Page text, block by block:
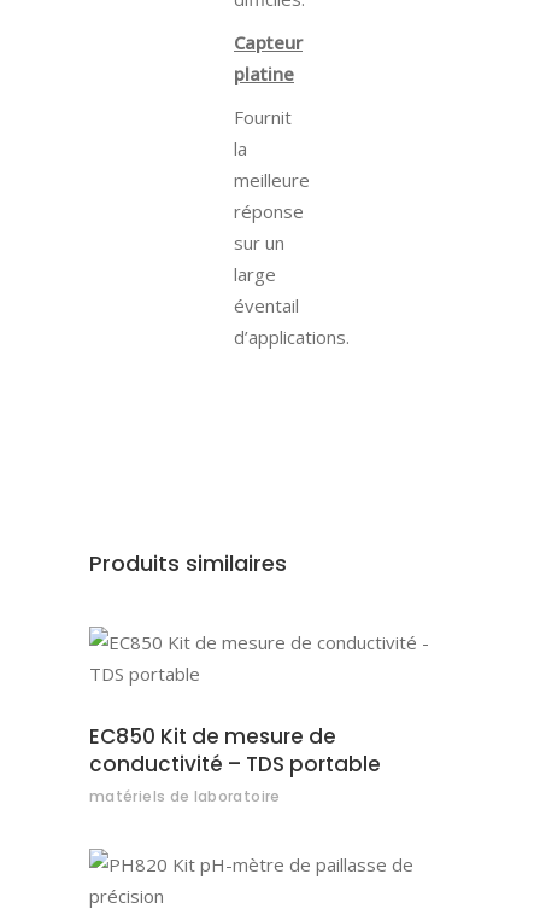
Capteur
platine
Fournit
la
meilleure
réponse
sur un
large
éventail
d’applications.
Produits similaires
EC850 Kit de mesure de
conductivité – TDS portable
matériels de laboratoire